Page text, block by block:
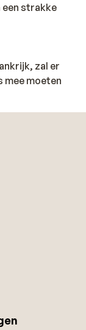
een strakke
zal er
mee moeten